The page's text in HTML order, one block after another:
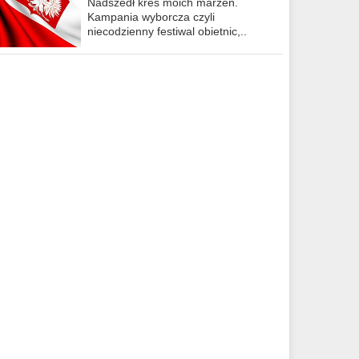
Kampania wyborcza czyli
niecodzienny festiwal obietnic,..